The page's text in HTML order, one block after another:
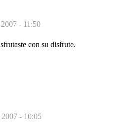
- 11:50
con su disfrute.
2007 - 10:05